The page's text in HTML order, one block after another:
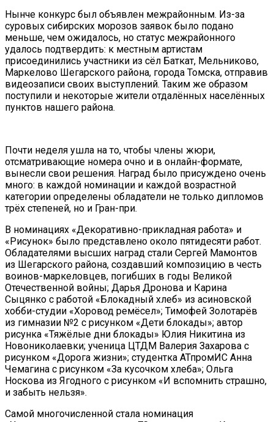
Нынче конкурс был объявлен межрайонным. Из-за
суровых сибирских морозов заявок было подано
меньше, чем ожидалось, но статус межрайонного
удалось подтвердить: к местным артистам
присоединились участники из сёл Баткат, Мельниково,
Маркелово Шегарского района, города Томска, отправив
видеозаписи своих выступлений. Таким же образом
поступили и некоторые жители отдалённых населённых
пунктов нашего района.
Почти неделя ушла на то, чтобы члены жюри,
отсматривающие номера очно и в онлайн-формате,
вынесли свои решения. Наград было присуждено очень
много: в каждой номинации и каждой возрастной
категории определены обладатели не только дипломов
трёх степеней, но и Гран-при.
В номинациях «Декоративно-прикладная работа» и
«Рисунок» было представлено около пятидесяти работ.
Обладателями высших наград стали Сергей Мамонтов
из Шегарского района, создавший композицию в честь
воинов-маркеловцев, погибших в годы Великой
Отечественной войны; Дарья Дронова и Карина
Сыцянко с работой «Блокадный хлеб» из асиновской
хобби-студии «Хоровод ремёсел»; Тимофей Золотарёв
из гимназии №2 с рисунком «Дети блокады»; автор
рисунка «Тяжёлые дни блокады» Юлия Никитина из
Новониколаевки; ученица ЦТДМ Валерия Захарова с
рисунком «Дорога жизни»; студентка АТпромИС Анна
Чемагина с рисунком «За кусочком хлеба»; Ольга
Носкова из Ягодного с рисунком «И вспомнить страшно,
и забыть нельзя».
Самой многочисленной стала номинация